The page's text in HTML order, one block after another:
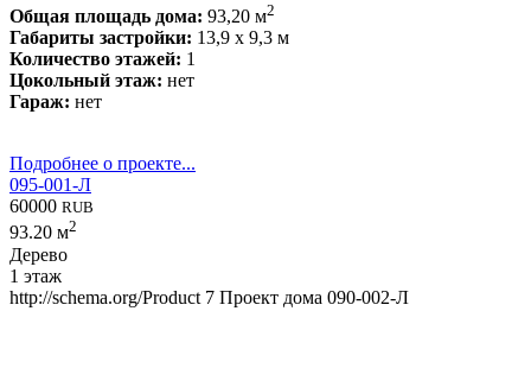
Общая площадь дома: 93,20 м2
Габариты застройки: 13,9 x 9,3 м
Количество этажей: 1
Цокольный этаж: нет
Гараж: нет
Подробнее о проекте...
095-001-Л
60000 RUB
93.20 м2
Дерево
1 этаж
http://schema.org/Product 7 Проект дома 090-002-Л